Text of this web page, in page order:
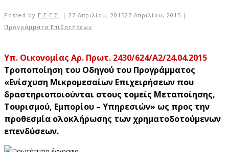
Posted by Ε.Γ.Ε.Σ. | 27 Απριλίου, 201527 Απριλίου, 2015 |
Προγράμματα Επιδοτήσεων
Υπ. Οικονομίας Αρ. Πρωτ. 2430/624/Α2/24.04.2015
Τροποποίηση του Οδηγού του Προγράμματος
«Ενίσχυση Μικρομεσαίων Επιχειρήσεων που
δραστηριοποιούνται στους τομείς Μεταποίησης,
Τουρισμού, Εμπορίου – Υπηρεσιών» ως προς την
προθεσμία ολοκλήρωσης των χρηματοδοτούμενων
επενδύσεων.